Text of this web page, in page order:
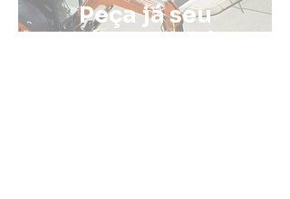
Peça já seu
orçamento de